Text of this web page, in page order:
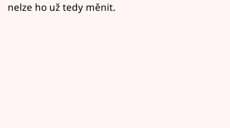
nelze ho už tedy měnit.